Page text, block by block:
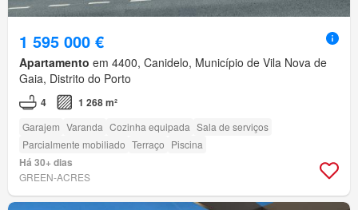
1 595 000 €
Apartamento em 4400, Canidelo, Município de Vila Nova de
Gaia, Distrito do Porto
4 1 268 m²
Garajem Varanda Cozinha equipada Sala de serviços
Parcialmente mobiliado Terraço Piscina
Há 30+ dias
GREEN-ACRES